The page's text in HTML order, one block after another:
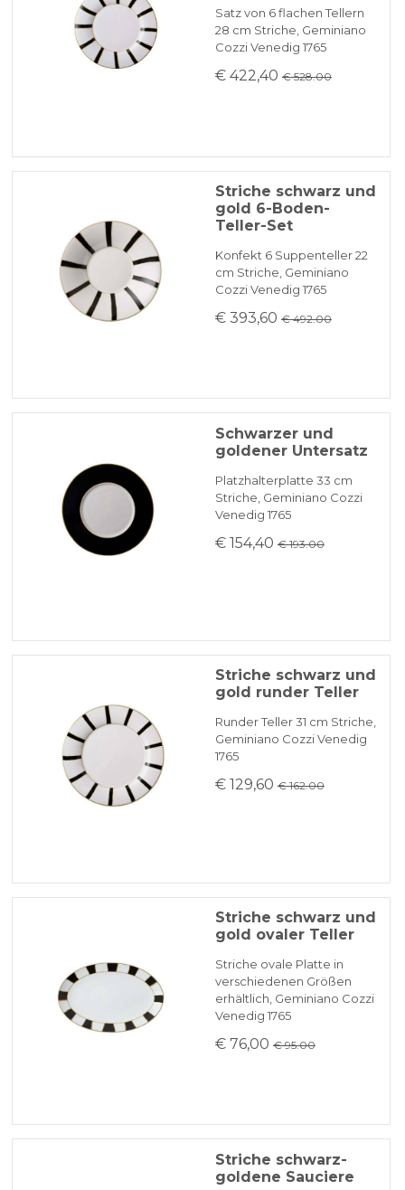
Satz von 6 flachen Tellern
28 cm Striche, Geminiano
Cozzi Venedig 1765
€ 422,40 € 528.00
Striche schwarz und
gold 6-Boden-
Teller-Set
Konfekt 6 Suppenteller 22
cm Striche, Geminiano
Cozzi Venedig 1765
€ 393,60 € 492.00
Schwarzer und
goldener Untersatz
Platzhalterplatte 33 cm
Striche, Geminiano Cozzi
Venedig 1765
€ 154,40 € 193.00
Striche schwarz und
gold runder Teller
Runder Teller 31 cm Striche,
Geminiano Cozzi Venedig
1765
€ 129,60 € 162.00
Striche schwarz und
gold ovaler Teller
Striche ovale Platte in
verschiedenen Größen
erhältlich, Geminiano Cozzi
Venedig 1765
€ 76,00 € 95.00
Striche schwarz-
goldene Sauciere